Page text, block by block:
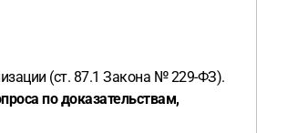
(ст. 87.1 Закона № 229-ФЗ).
по доказательствам,